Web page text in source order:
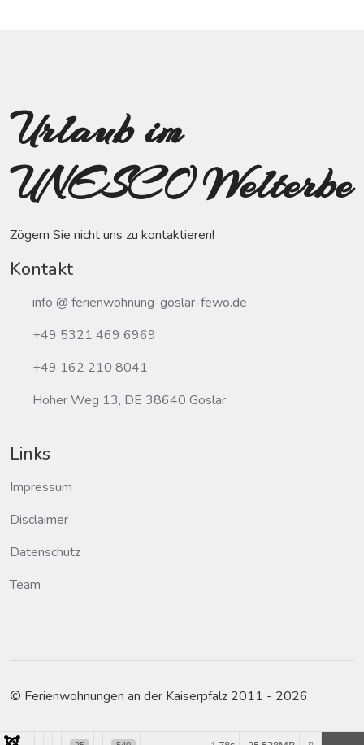
Urlaub im
UNESCO Welterbe
Zögern Sie nicht uns zu kontaktieren!
Kontakt
info @ ferienwohnung-goslar-fewo.de
+49 5321 469 6969
+49 162 210 8041
Hoher Weg 13, DE 38640 Goslar
Links
Impressum
Disclaimer
Datenschutz
Team
© Ferienwohnungen an der Kaiserpfalz 2011 - 2026